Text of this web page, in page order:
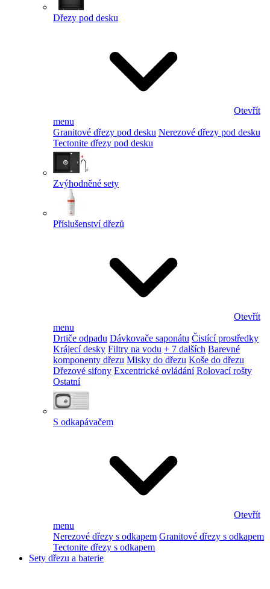
Dřezy pod desku
Otevřít
menu
Granitové dřezy pod desku Nerezové dřezy pod desku
Tectonite dřezy pod desku
Zvýhodněné sety
Příslušenství dřezů
Otevřít
menu
Drtiče odpadu Dávkovače saponátu Čistící prostředky
Krájecí desky Filtry na vodu + 7 dalších Barevné
komponenty dřezu Misky do dřezu Koše do dřezu
Dřezové sifony Excentrické ovládání Rolovací rošty
Ostatní
S odkapávačem
Otevřít
menu
Nerezové dřezy s odkapem Granitové dřezy s odkapem
Tectonite dřezy s odkapem
Sety dřezu a baterie